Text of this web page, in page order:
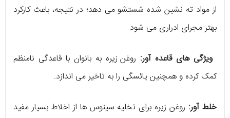
از مواد ته نشین شده شستشو می دهد؛ در نتیجه، باعث کارکرد
بهتر مجرای ادراری می شود.
ویژگی های قاعده آور: روغن زیره به بانوان با قاعدگی نامنظم
کمک کرده و همچنین یائسگی را به تاخیر می اندازد.
خلط آور: روغن زیره برای تخلیه سینوس ها از اخلاط بسیار مفید